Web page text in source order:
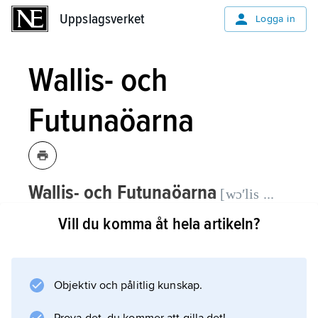
Uppslagsverket Logga in
Wallis- och
Futunaöarna
Wallis- och Futunaöarna [wɔʹlis ...
fɵtʉ:ʹna-] ,Îles Wallis et Futuna,franskt
Wallis- och Futunaöarna, består av
ögrupperna Wallisöarna (atollen Uvea eller
Vill du komma åt hela artikeln?
Objektiv och pålitlig kunskap.